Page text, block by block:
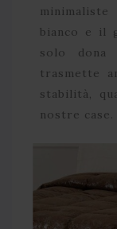
bianco e il
solo dona
trasmette
stabilità,
nostre case.